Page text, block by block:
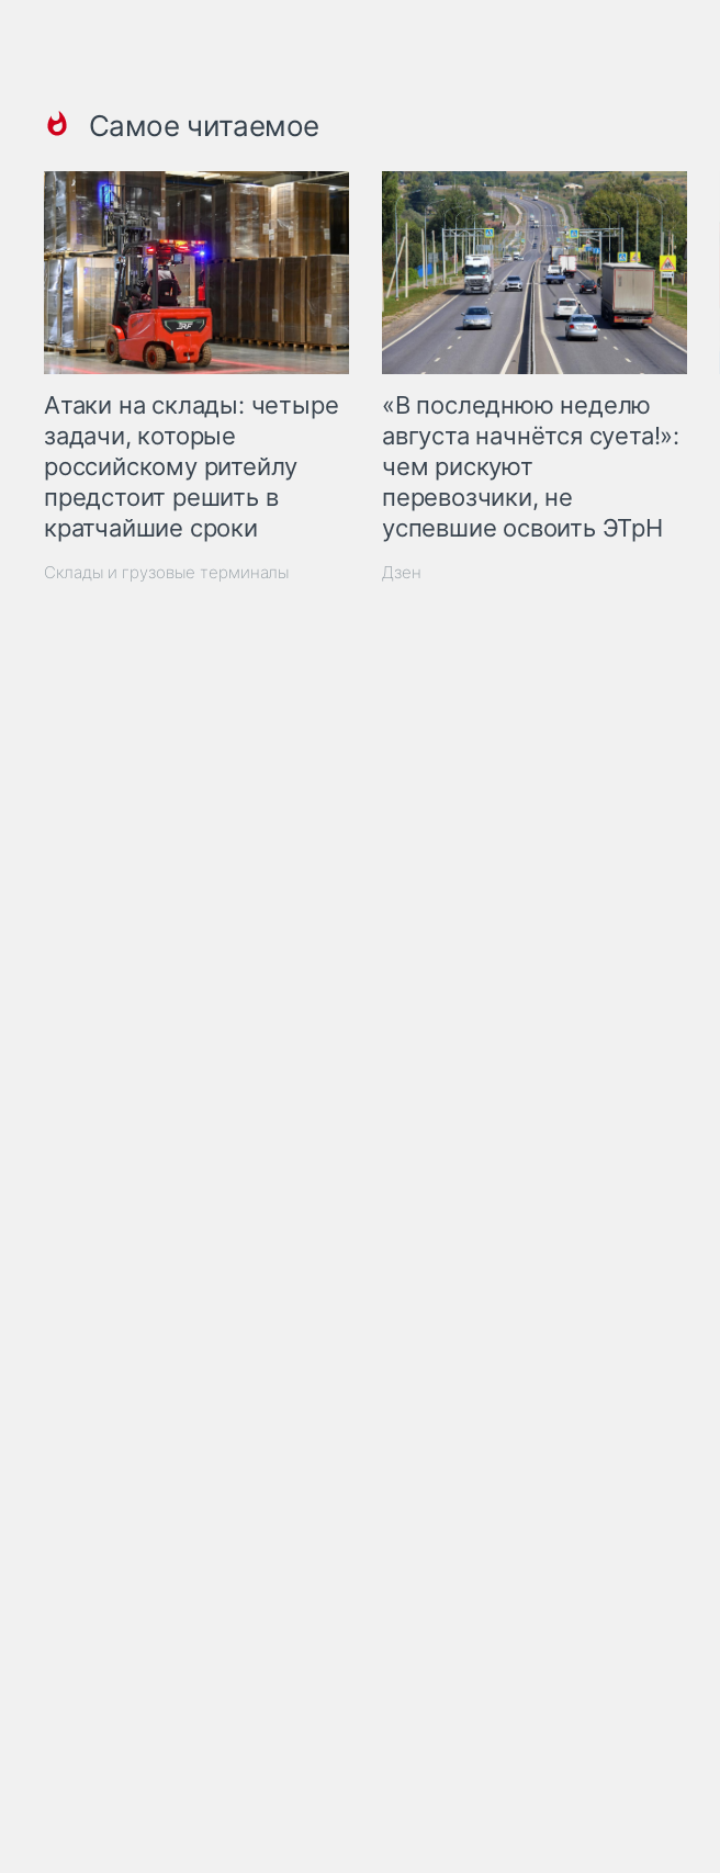
Самое читаемое
Атаки на склады: четыре
задачи, которые
российскому ритейлу
предстоит решить в
кратчайшие сроки
Склады и грузовые терминалы
«В последнюю неделю
августа начнётся суета!»:
чем рискуют
перевозчики, не
успевшие освоить ЭТрН
Дзен